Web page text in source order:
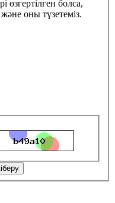
өзгертілген болса,
оны түзетеміз.